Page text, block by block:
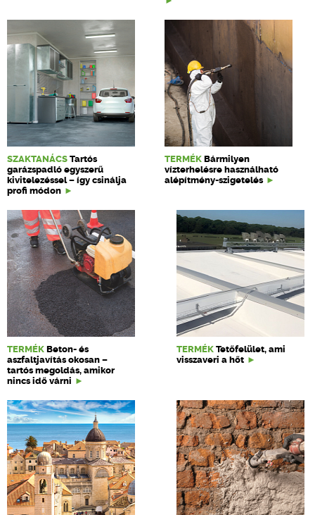
SZAKTANÁCS Tartós
garázspadló egyszerű
kivitelezéssel – így csinálja
profi módon
TERMÉK Bármilyen
vízterhelésre használható
alépítmény-szigetelés
TERMÉK Beton- és
aszfaltjavítás okosan –
tartós megoldás, amikor
nincs idő várni
TERMÉK Tetőfelület, ami
visszaveri a hőt